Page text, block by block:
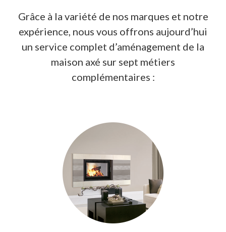
Grâce à la variété de nos marques et notre
expérience, nous vous offrons aujourd’hui
un service complet d’aménagement de la
maison axé sur sept métiers
complémentaires :